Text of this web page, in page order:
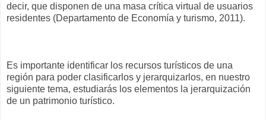
decir, que disponen de una masa crítica virtual de usuarios
residentes (Departamento de Economía y turismo, 2011).
Es importante identificar los recursos turísticos de una
región para poder clasificarlos y jerarquizarlos, en nuestro
siguiente tema, estudiarás los elementos la jerarquización
de un patrimonio turístico.